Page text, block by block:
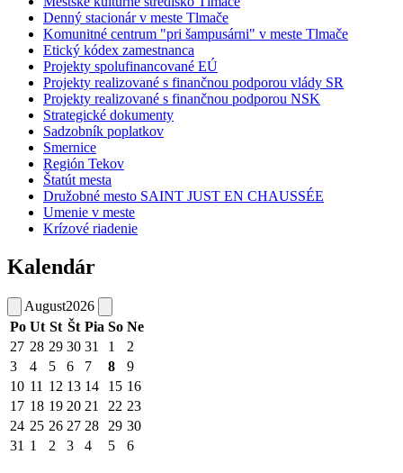
Denný stacionár v meste Tlmače
Komunitné centrum "pri šampusárni" v meste Tlmače
Etický kódex zamestnanca
Projekty spolufinancované EÚ
Projekty realizované s finančnou podporou vlády SR
Projekty realizované s finančnou podporou NSK
Strategické dokumenty
Sadzobník poplatkov
Smernice
Región Tekov
Štatút mesta
Družobné mesto SAINT JUST EN CHAUSSÉE
Umenie v meste
Krízové riadenie
Kalendár
August2026
Po Ut St Št Pia So Ne
27 28 29 30 31 1
2
3
4 5 6 7 8
9
10 11 12 13 14 15 16
17 18 19 20 21 22 23
24 25 26 27 28 29 30
31 1 2 3 4 5 6